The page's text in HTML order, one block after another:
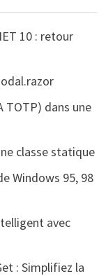
10 : retour
dans une
classe statique
Windows 95, 98
avec
: Simplifiez la